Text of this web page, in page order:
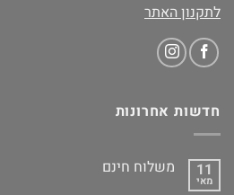
לתקנון האתר
חדשות אחרונות
11
מאי
משלוח חינם